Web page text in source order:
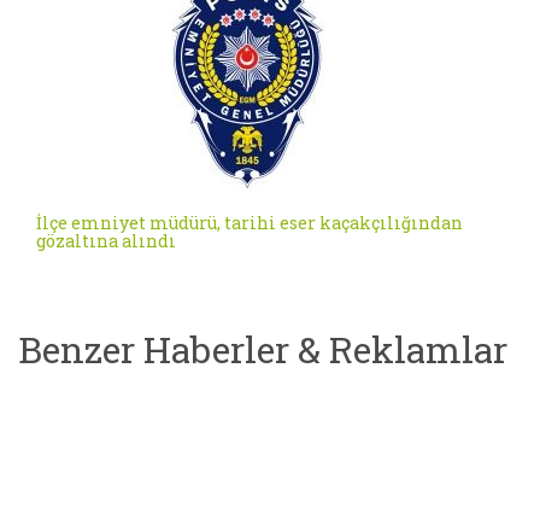
İlçe emniyet müdürü, tarihi eser kaçakçılığından
gözaltına alındı
Benzer Haberler & Reklamlar